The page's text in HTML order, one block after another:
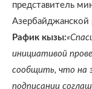
представитель
Азербайджанской
Рафик кызы:
инициативой
сообщить, что на
подписании